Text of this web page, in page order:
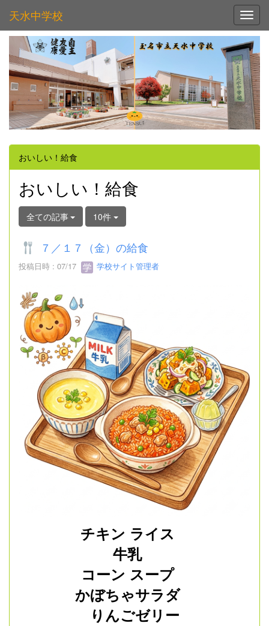
天水中学校
おいしい！給食
おいしい！給食
全ての記事 10件
７／１７（金）の給食
投稿日時 : 07/17 学校サイト管理者
チキン ライス
牛乳
コーン スープ
かぼちゃサラダ
りんごゼリー